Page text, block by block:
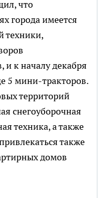
что
города имеется
техники,
и к началу декабря
5 мини-тракторов.
территорий
снегоуборочная
техника, а также
также
домов